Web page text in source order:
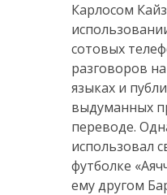
Карлосом
сотовых
разговоров
языках и
выдуманных
переводе.
использовал
футболке
ему другом